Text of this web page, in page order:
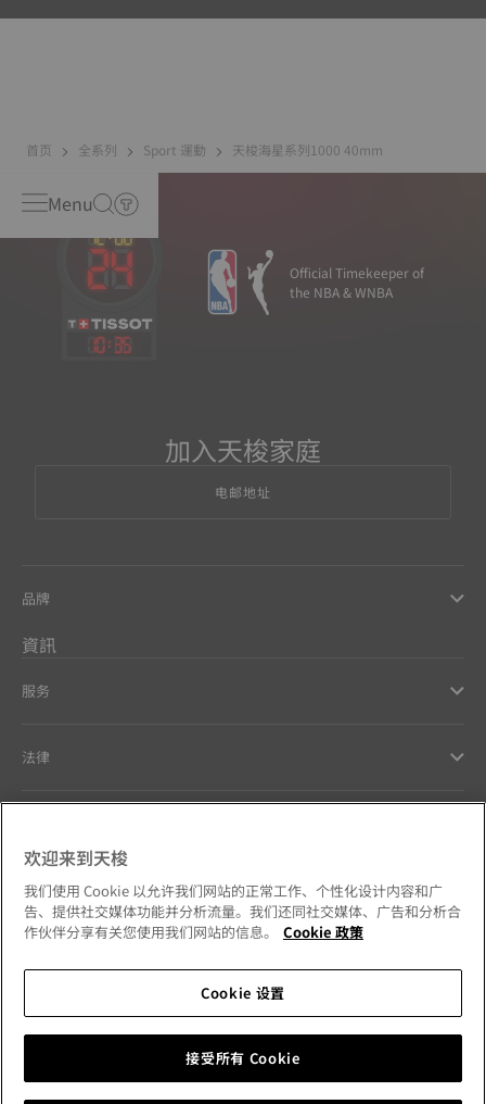
首页 全系列 Sport 運動 天梭海星系列1000 40mm
Menu
10: 35
Official Timekeeper of
the NBA & WNBA
加入天梭家庭
电邮地址
品牌
資訊
服务
法律
Our commitments
Follow us on social media
Change country
欢迎来到天梭
我们使用 Cookie 以允许我们网站的正常工作、个性化设计内容和广
告、提供社交媒体功能并分析流量。我们还同社交媒体、广告和分析合
作伙伴分享有关您使用我们网站的信息。
Cookie 政策
Cookie 设置
接受所有 Cookie